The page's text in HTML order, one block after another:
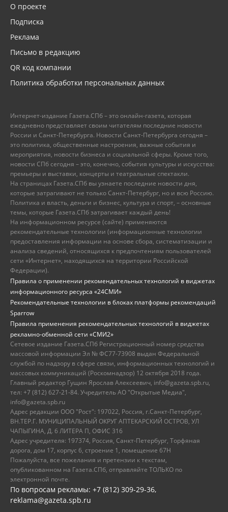
О проекте
Подписка
Реклама
Письмо в редакцию
QR код компании
Политика обработки персональных данных
Интернет-издание Газета.СПб – это онлайн-газета, которая
ежедневно представляет своим читателям последние новости
России и Санкт-Петербурга. Новости Санкт-Петербурга сегодня –
это политика, общественные настроения, важные события и
мероприятия, новости бизнеса и социальной сферы. Кроме того,
новости СПб сегодня – это, конечно, события культуры и искусства:
премьеры и выставки, концерты и театральные спектакли.
На страницах Газета.СПб вы узнаете последние новости дня,
которые затрагивают не только Санкт-Петербург, но и всю Россию.
Политика и власть, деньги и бизнес, культура и спорт, – основные
темы, которые Газета.СПб затрагивает каждый день!
На информационном ресурсе (сайте) применяются
рекомендательные технологии (информационные технологии
предоставления информации на основе сбора, систематизации и
анализа сведений, относящихся к предпочтениям пользователей
сети «Интернет», находящихся на территории Российской
Федерации).
Правила о применении рекомендательных технологий в виджетах
информационного ресурса «24СМИ»
Рекомендательные технологии в блоках платформы рекомендаций
Sparrow
Правила применения рекомендательных технологий в виджетах
рекламно-обменной сети «СМИ2»
Сетевое издание Газета.СПб Регистрационный номер средства
массовой информации Эл № ФС77-73908 выдан Федеральной
службой по надзору в сфере связи, информационных технологий и
массовых коммуникаций (Роскомнадзор) 12 октября 2018 года.
Главный редактор Гущин Ярослав Алексеевич, info@gazeta.spb.ru,
тел: +7 (812) 627-21-84. Учредитель АО "Открытые Медиа",
info@gazeta.spb.ru
Адрес редакции ООО "Рост": 197022, Россия, г.Санкт-Петербург,
ВН.ТЕР.Г. МУНИЦИПАЛЬНЫЙ ОКРУГ АПТЕКАРСКИЙ ОСТРОВ, УЛ
ЧАПЫГИНА, Д. 6 ЛИТЕРА П, ОФИС 316
Адрес учредителя: 197374, Россия, Санкт-Петербург, Торфяная
дорога, дом 17, корпус 6, строение 1, помещение 67Н
Пожалуйста, все пожелания и претензии к текстам,
опубликованном на Газета.СПб, отправляйте ТОЛЬКО по
электронной почте.
По вопросам рекламы: +7 (812) 309-29-36,
reklama@gazeta.spb.ru